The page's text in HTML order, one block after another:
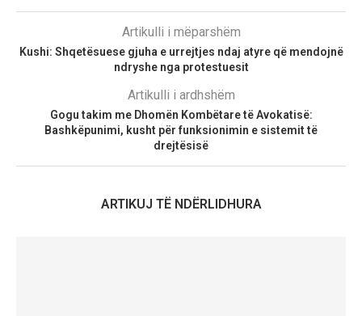
Artikulli i mëparshëm
Kushi: Shqetësuese gjuha e urrejtjes ndaj atyre që mendojnë
ndryshe nga protestuesit
Artikulli i ardhshëm
Gogu takim me Dhomën Kombëtare të Avokatisë:
Bashkëpunimi, kusht për funksionimin e sistemit të
drejtësisë
ARTIKUJ TË NDËRLIDHURA